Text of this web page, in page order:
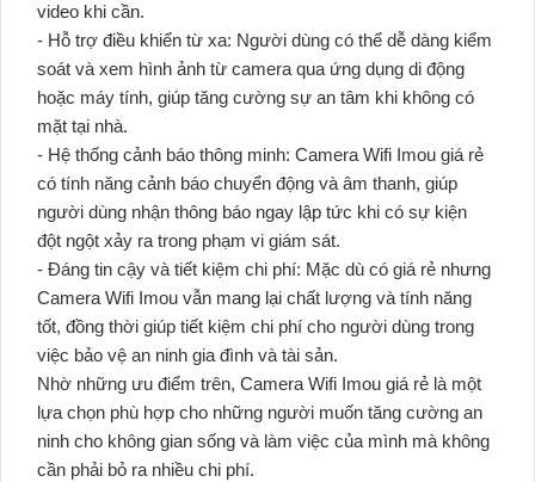
video khi cần.
- Hỗ trợ điều khiển từ xa: Người dùng có thể dễ dàng kiểm
soát và xem hình ảnh từ camera qua ứng dụng di động
hoặc máy tính, giúp tăng cường sự an tâm khi không có
mặt tại nhà.
- Hệ thống cảnh báo thông minh: Camera Wifi Imou giá rẻ
có tính năng cảnh báo chuyển động và âm thanh, giúp
người dùng nhận thông báo ngay lập tức khi có sự kiện
đột ngột xảy ra trong phạm vi giám sát.
- Đáng tin cậy và tiết kiệm chi phí: Mặc dù có giá rẻ nhưng
Camera Wifi Imou vẫn mang lại chất lượng và tính năng
tốt, đồng thời giúp tiết kiệm chi phí cho người dùng trong
việc bảo vệ an ninh gia đình và tài sản.
Nhờ những ưu điểm trên, Camera Wifi Imou giá rẻ là một
lựa chọn phù hợp cho những người muốn tăng cường an
ninh cho không gian sống và làm việc của mình mà không
cần phải bỏ ra nhiều chi phí.